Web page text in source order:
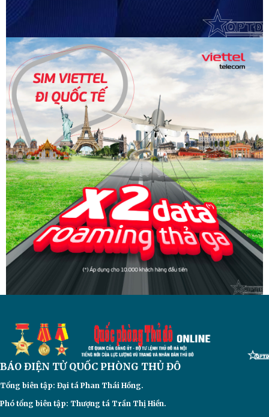
BÁO ĐIỆN TỬQUỐC PHÒNG THỦ ĐÔ
Tổng biên tập: Đại tá Phan Thái Hồng.
Phó tổng biên tập: Thượng tá Trần Thị Hiền.